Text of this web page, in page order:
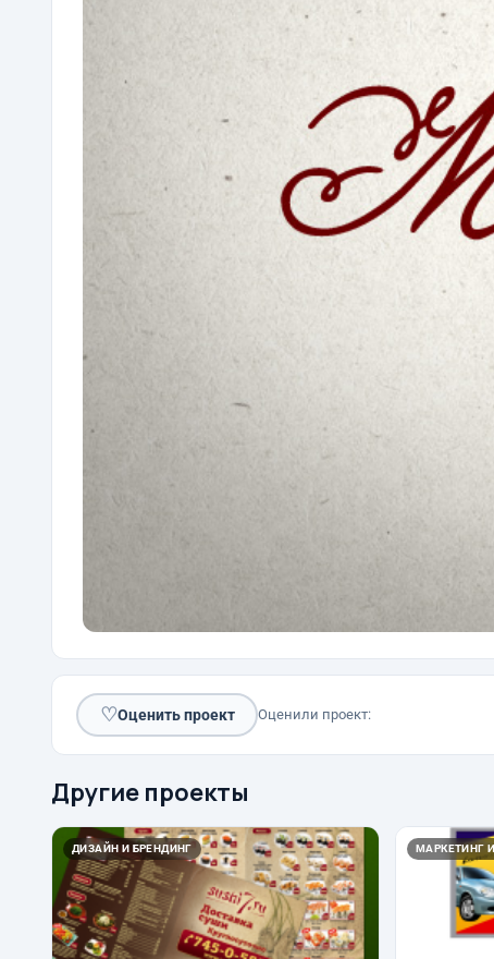
♡Оценить проект Оценили проект:
Другие проекты
ДИЗАЙН И БРЕНДИНГ МАРКЕТИНГ